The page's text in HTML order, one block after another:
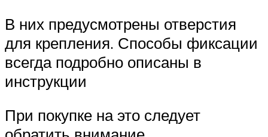
В них предусмотрены отверстия
для крепления. Способы фиксации
всегда подробно описаны в
инструкции
При покупке на это следует